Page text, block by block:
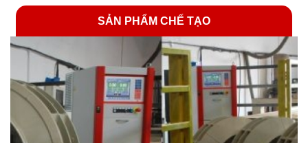
TRANG CHỦ
GIỚI THIỆU
SẢN PHẨM CHẾ TẠO
HỆ THỐNG THI CÔNG LẮP ĐẶT
SẢN PHẨM CHẾ TẠO